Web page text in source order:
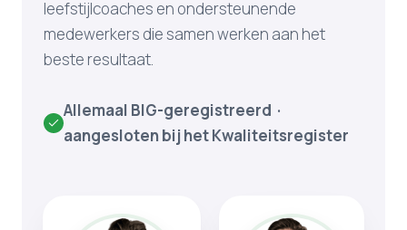
leefstijlcoaches en ondersteunende
medewerkers die samen werken aan het
beste resultaat.
Allemaal BIG-geregistreerd ·
aangesloten bij het Kwaliteitsregister